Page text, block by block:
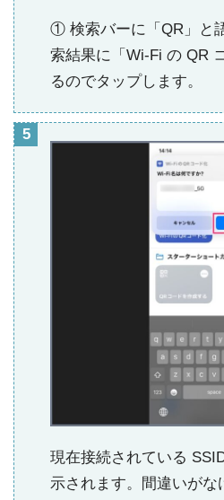
① 検索バーに「QR」と
索結果に「Wi-Fi の QR
るのでタップします。
現在接続されている
示されます。間違いがな